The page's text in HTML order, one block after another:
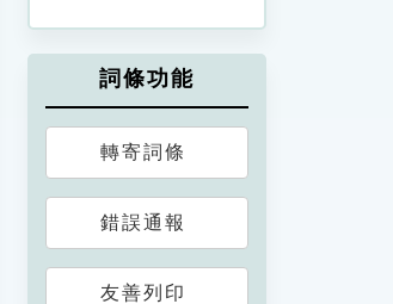
詞條功能
轉寄詞條
錯誤通報
友善列印